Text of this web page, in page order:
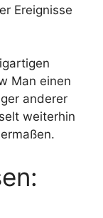
Ereignisse
Man einen
anderer
weiterhin